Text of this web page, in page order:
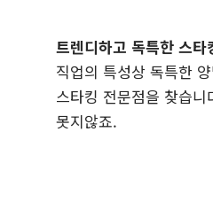
트렌디하고 독특한 스
직업의 특성상 독특한
스타킹 전문점을 찾습
못지않죠.